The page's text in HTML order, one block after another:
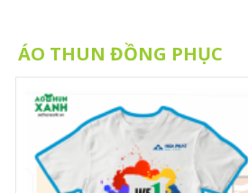
ÁO THUN ĐỒNG PHỤC